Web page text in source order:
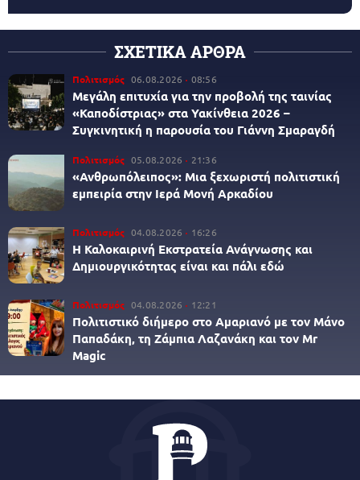
ΣΧΕΤΙΚΑ ΑΡΘΡΑ
Πολιτισμός 06.08.2026 08:56
Μεγάλη επιτυχία για την προβολή της ταινίας
«Καποδίστριας» στα Υακίνθεια 2026 –
Συγκινητική η παρουσία του Γιάννη Σμαραγδή
Πολιτισμός 05.08.2026 21:36
«Ανθρωπόλειπος»: Μια ξεχωριστή πολιτιστική
εμπειρία στην Ιερά Μονή Αρκαδίου
Πολιτισμός 04.08.2026 16:26
Η Καλοκαιρινή Εκστρατεία Ανάγνωσης και
Δημιουργικότητας είναι και πάλι εδώ
Πολιτισμός 04.08.2026 12:21
Πολιτιστικό διήμερο στο Αμαριανό με τον Μάνο
Παπαδάκη, τη Ζάμπια Λαζανάκη και τον Mr
Magic